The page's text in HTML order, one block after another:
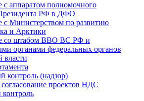
с аппаратом полномочного
РФ в ДФО
с Министерством по развитию
и Арктики
со штабом ВВО ВС РФ и
органами федеральных органов
власти
контроль (надзор)
проектов НДС